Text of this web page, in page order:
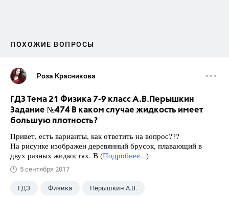
ПОХОЖИЕ ВОПРОСЫ
Роза Красникова
ГДЗ Тема 21 Физика 7-9 класс А.В.Перышкин
Задание №474 В каком случае жидкость имеет
большую плотность?
Привет, есть варианты, как ответить на вопрос???
На рисунке изображен деревянный брусок, плавающий в
двух разных жидкостях. В (Подробнее...)
5 сентября 2017
ГДЗ Физика Перышкин А.В.